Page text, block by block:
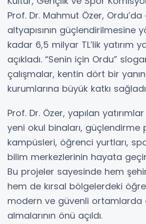
Prof. Dr. Mahmut Özer,
altyapısının güçlendirilmesine
kadar 6,5 milyar TL’lik yatırım
açıkladı. “Senin için Ordu”
çalışmalar, kentin dört bir
kurumlarına büyük katkı
Prof. Dr. Özer, yapılan
yeni okul binaları, güçlendirme
kampüsleri, öğrenci yurtları,
bilim merkezlerinin hayata
Bu projeler sayesinde hem
hem de kırsal bölgelerdeki
modern ve güvenli ortamlarda
almalarının önü açıldı.